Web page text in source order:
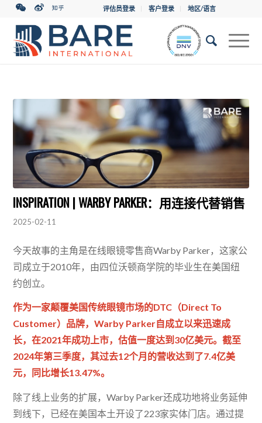
评估员登录 客户登录 地区/语言
INSPIRATION | WARBY PARKER：用连接代替销售
2025-02-11
今天故事的主角是在线眼镜零售商Warby Parker，这家公
司成立于2010年，由四位沃顿商学院的毕业生在美国纽
约创立。
作为一家颠覆美国传统眼镜市场的DTC（Direct To
Customer）品牌，Warby Parker自成立以来迅速成
长，在2021年成功上市，估值一度达到30亿美元。截至
2024年第三季度，其过去12个月的营收达到了7.4亿美
元，同比增长13.47%。
除了线上业务的扩展，Warby Parker还成功地将业务延伸
到线下，已经在美国本土开设了223家实体门店。通过提